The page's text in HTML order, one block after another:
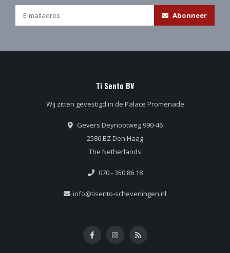
Abonneer
Ti Sento BV
Wij zitten gevestigd in de Palace Promenade
Gevers Deynootweg 990-46
2586 BZ Den Haag
The Netherlands
070 - 350 86 18
info@tisento-scheveningen.nl